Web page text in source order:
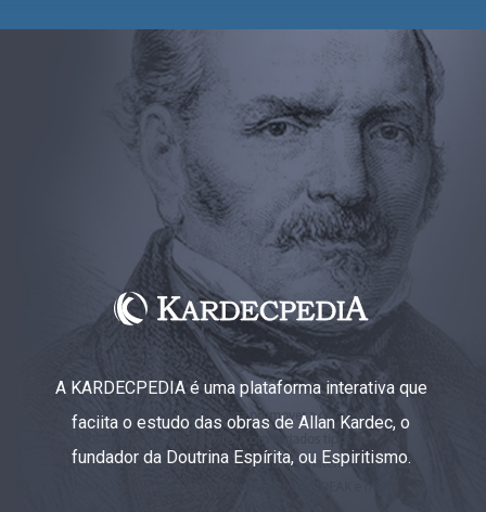
A KARDECPEDIA é uma plataforma interativa que
faciita o estudo das obras de Allan Kardec, o
fundador da Doutrina Espírita, ou Espiritismo.